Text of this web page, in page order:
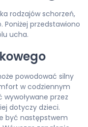
rodzajów schorzeń,
Poniżej przedstawiono
ucha.
powodować silny
w codziennym
przez
dotyczy dzieci.
być następstwem